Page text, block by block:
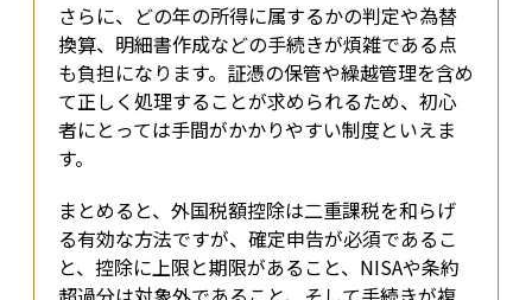
さらに、どの年の所得に属するかの判定や為替
換算、明細書作成などの手続きが煩雑である点
も負担になります。証憑の保管や繰越管理を含め
て正しく処理することが求められるため、初心
者にとっては手間がかかりやすい制度といえま
す。
まとめると、外国税額控除は二重課税を和らげ
る有効な方法ですが、確定申告が必須であるこ
と、控除に上限と期限があること、NISAや条約